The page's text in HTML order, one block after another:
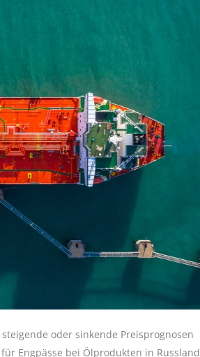
oder sinkende Preisprognosen
Engpässe bei Ölprodukten in Russland